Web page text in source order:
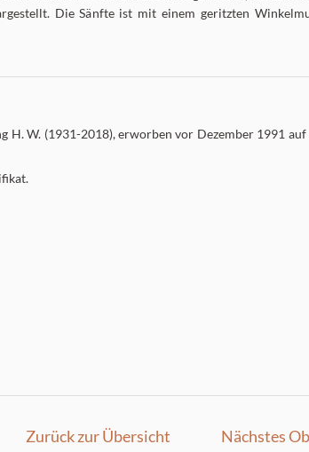
Die Sänfte ist mit einem geritzten
H. W. (1931-2018), erworben vor Dezember 1991 auf
Zurück zur Übersicht Nächstes